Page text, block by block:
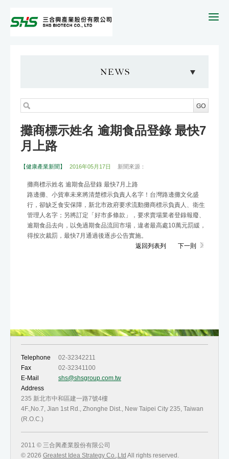
攤商標示姓名 逾期食品登錄 最快7
月上路
【健康產業新聞】 2016年05月17日 新聞來源：
攤商標示姓名 逾期食品登錄 最快7月上路
路邊攤、小貨車未來將清楚標示負責人名字！台灣路邊攤文化盛
行，卻缺乏食安保障，新北市政府要求流動攤商標示負責人、衛生
管理人名字；另將訂定「好市多條款」，要求賣場業者登錄報廢、
逾期食品去向，以免過期食品流回市場，違者最高處10萬元罰緩，
得按次裁罰，最快7月通過後逐步公告實施。
返回列表列
下一則
Telephone
02-32342211
Fax
02-32341100
E-Mail
shs@shsgroup.com.tw
Address
235 新北市中和區建一路7號4樓
4F.,No.7, Jian 1st Rd., Zhonghe Dist., New Taipei City 235, Taiwan
(R.O.C.)
2011 © 三合興產業股份有限公司
© 2026 Greatest Idea Strategy Co.,Ltd All rights reserved.